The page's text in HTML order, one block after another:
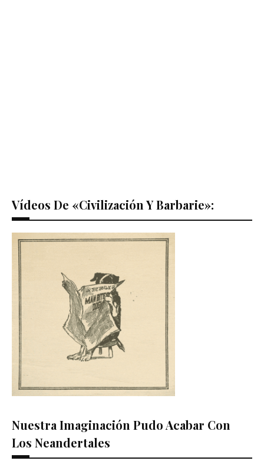
Vídeos De «Civilización Y Barbarie»:
Nuestra Imaginación Pudo Acabar Con
Los Neandertales